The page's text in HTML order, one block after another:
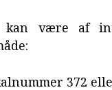
kan være af
372